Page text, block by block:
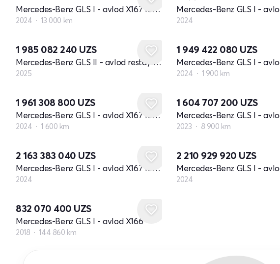
Mercedes-Benz GLS I - avlod X167 restayling
2024 13 000 km 2024
1 985 082 240 UZS
Mercedes-Benz GLS II - avlod restayling
2025
1 949 422 080 UZS
2024 1 900 km
1 961 308 800 UZS
Mercedes-Benz GLS I - avlod X167 restayling
2024 1 600 km
1 604 707 200 UZS
2023 8 900 km
2 163 383 040 UZS
Mercedes-Benz GLS I - avlod X167 restayling
2024
2 210 929 920 UZS
2024
832 070 400 UZS
Mercedes-Benz GLS I - avlod X166
2018 144 860 km